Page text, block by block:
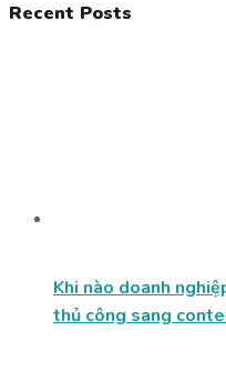
Recent Posts
Khi nào doanh
thủ công sang